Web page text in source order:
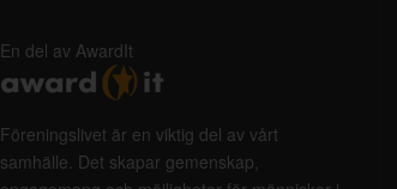
En del av AwardIt
Föreningslivet är en viktig del av vårt
samhälle. Det skapar gemenskap,